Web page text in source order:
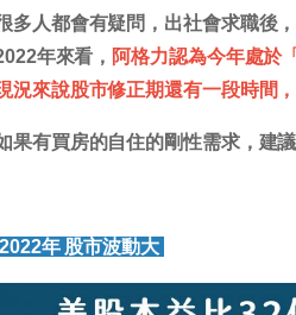
多人都會有疑問，出社會求職後
年來看， 阿格力認為今年處於
況來說股市修正期還有一段時間，
果有買房的自住的剛性需求，建
2022年 股市波動大